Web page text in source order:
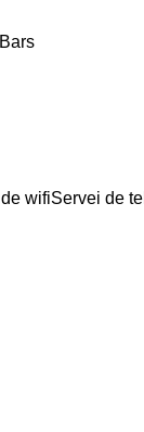
Bars
wifiServei de